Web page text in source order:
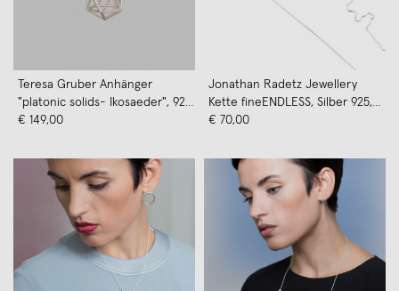
Teresa Gruber Anhänger
"platonic solids- Ikosaeder", 925
Silber
€ 149,00
Jonathan Radetz Jewellery
Kette fineENDLESS, Silber 925,
Sterlingsilber, nahtlos,
€ 70,00